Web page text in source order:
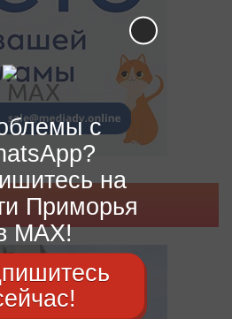
с
на
Приморья
MAX!